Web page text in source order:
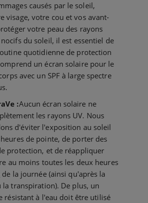
causés par le soleil,
visage, votre cou et vos avant-
votre peau des rayons
nocifs du soleil, il est essentiel de
quotidienne de protection
un écran solaire pour le
avec un SPF à large spectre
:Aucun écran solaire ne
les rayons UV. Nous
d'éviter l'exposition au soleil
de pointe, de porter des
protection, et de réappliquer
au moins toutes les deux heures
la journée (ainsi qu'après la
la transpiration). De plus, un
résistant à l'eau doit être utilisé